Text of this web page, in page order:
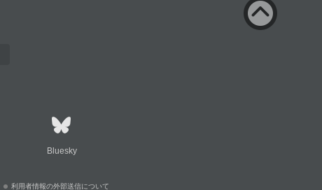
Bluesky
利用者情報の外部送信について